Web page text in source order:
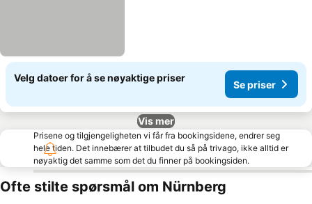
Velg datoer for å se nøyaktige priser
Se priser
Vis mer
Prisene og tilgjengeligheten vi får fra bookingsidene, endrer seg
hele tiden. Det innebærer at tilbudet du så på trivago, ikke alltid er
nøyaktig det samme som det du finner på bookingsiden.
Ofte stilte spørsmål om Nürnberg